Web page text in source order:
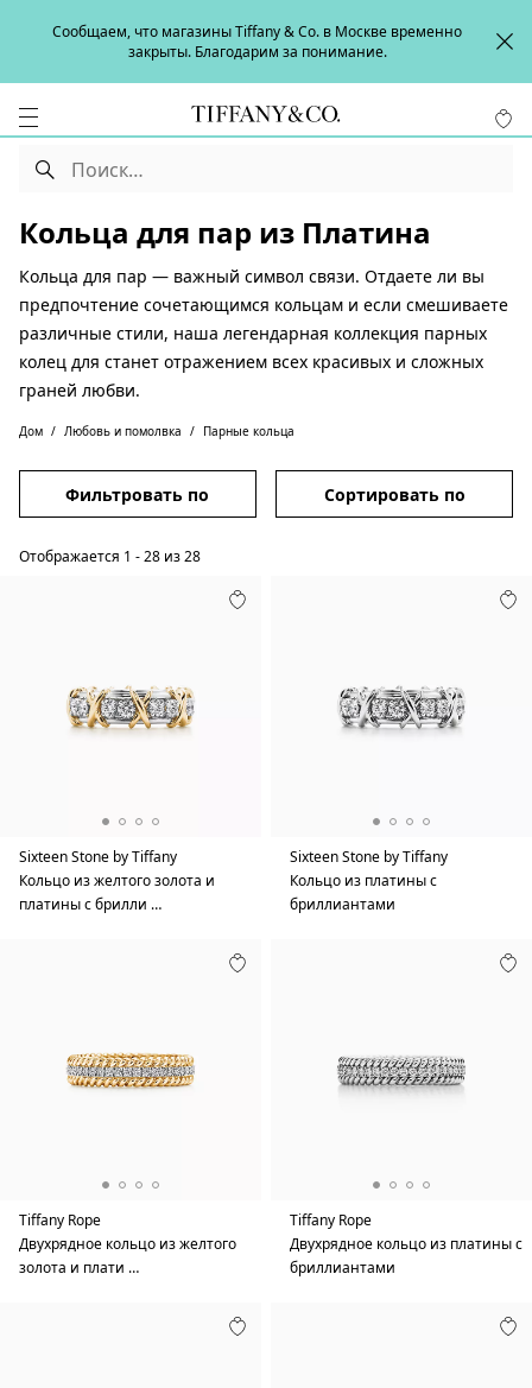
Сообщаем, что магазины Tiffany & Co. в Москве временно
закрыты. Благодарим за понимание.
Кольца для пар из Платина
Кольца для пар — важный символ связи. Отдаете ли вы
предпочтение сочетающимся кольцам и если смешиваете
различные стили, наша легендарная коллекция парных
колец для станет отражением всех красивых и сложных
граней любви.
Дом Любовь и помолвка Парные кольца
Фильтровать по Сортировать по
Отображается 1 -28 из28
Sixteen Stone by Tiffany
Кольцо из желтого золота и
платины с брилли …
Sixteen Stone by Tiffany
Кольцо из платины с
бриллиантами
Tiffany Rope
Двухрядное кольцо из желтого
золота и плати …
Tiffany Rope
Двухрядное кольцо из платины с
бриллиантами